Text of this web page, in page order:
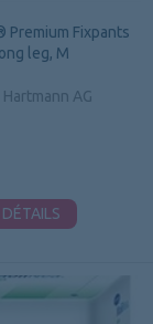
Premium Fixpants
long leg, M
Hartmann AG
DÉTAILS